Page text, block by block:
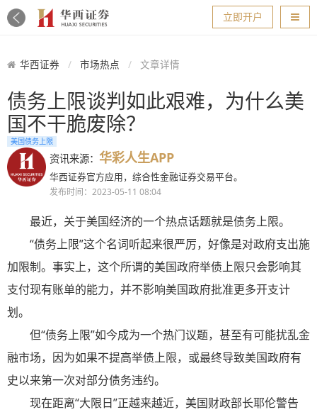
导航
立即开户
华西证券 市场热点 文章详情
债务上限谈判如此艰难，为什么美
国不干脆废除？
美国债务上限
资讯来源： 华彩人生APP
华西证券官方应用，综合性金融证券交易平台。
发布时间：2023-05-11 08:04
最近，关于美国经济的一个热点话题就是债务上限。
“债务上限”这个名词听起来很严厉，好像是对政府支出施
加限制。事实上，这个所谓的美国政府举债上限只会影响其
支付现有账单的能力，并不影响美国政府批准更多开支计
划。
但“债务上限”如今成为一个热门议题，甚至有可能扰乱金
融市场，因为如果不提高举债上限，或最终导致美国政府有
史以来第一次对部分债务违约。
现在距离“大限日”正越来越近，美国财政部长耶伦警告